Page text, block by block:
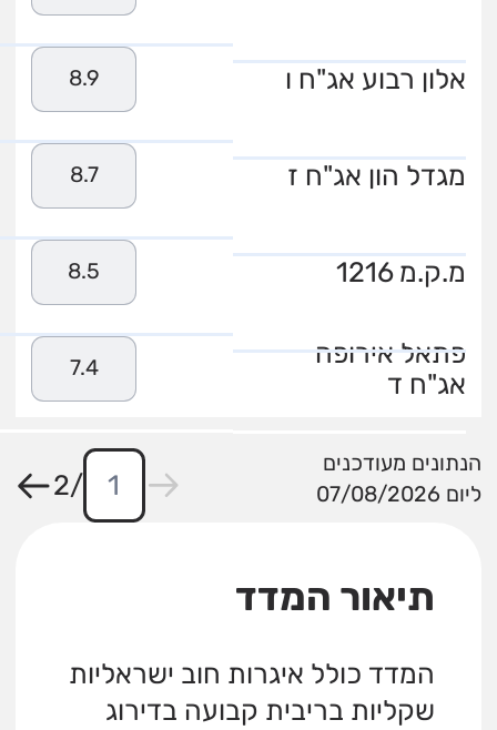
אלון רבוע אג"ח ו 8.9
מגדל הון אג"ח ז 8.7
מ.ק.מ 1216 8.5
פתאל אירופה
אג"ח ד
7.4
הנתונים מעודכנים
ליום 07/08/2026
/
2
תיאור המדד
המדד כולל איגרות חוב ישראליות
שקליות בריבית קבועה בדירוג